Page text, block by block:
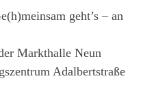
geht’s – an
Markthalle Neun
Adalbertstraße